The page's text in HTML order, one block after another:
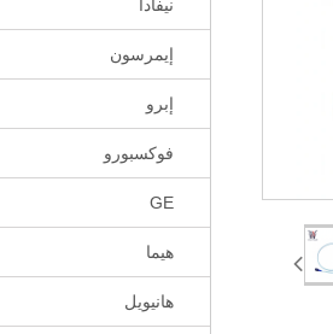
نيفادا
إيمرسون
إبرو
فوكسبورو
GE
هيما
هانيويل